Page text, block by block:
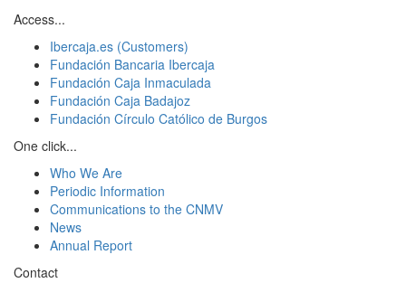
Access...
Ibercaja.es (Customers)
Fundación Bancaria Ibercaja
Fundación Caja Inmaculada
Fundación Caja Badajoz
Fundación Círculo Católico de Burgos
One click...
Who We Are
Periodic Information
Communications to the CNMV
News
Annual Report
Contact